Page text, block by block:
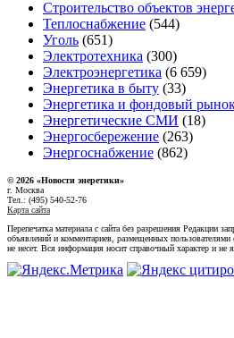
Строительство объектов
Теплоснабжение (544)
Уголь (651)
Электротехника (300)
Электроэнергетика (6 659)
Энергетика в быту (33)
Энергетика и фондовый
Энергетические СМИ (18)
Энергосбережение (263)
Энергоснабжение (862)
© 2026 «Новости энеретики»
г. Москва
Тел.: (495) 540-52-76
Карта сайта
Перепечатка материала с сайта без разрешения Редакции
объявлений и комментариев, размещенных пользователями
не несет. Вся информация носит справочный характер и не